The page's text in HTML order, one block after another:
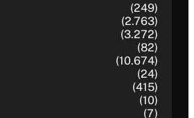
(249)
(2.763)
(3.272)
(82)
(10.674)
(24)
(415)
(10)
(7)